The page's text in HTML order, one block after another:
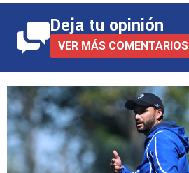
Deja tu opinión
VER MÁS COMENTARIOS